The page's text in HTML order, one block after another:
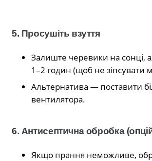
5. Просушіть взуття
Залиште черевики на сонці,
1–2 годин (щоб не зіпсувати
Альтернатива — поставити
вентилятора.
6. Антисептична обробка
Якщо прання неможливе,